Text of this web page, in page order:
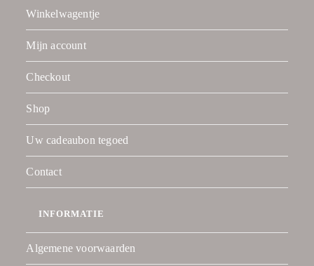
Winkelwagentje
Mijn account
Checkout
Shop
Uw cadeaubon tegoed
Contact
INFORMATIE
Algemene voorwaarden